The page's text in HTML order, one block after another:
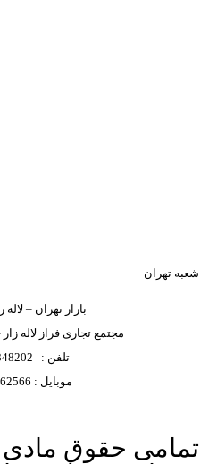
شعبه تهران
بازار تهران –
مجتمع تجاری فراز لاله زار – طبقه
تلفن : 02136348202
موبایل : 09108862566
تمامی حقوق مادی